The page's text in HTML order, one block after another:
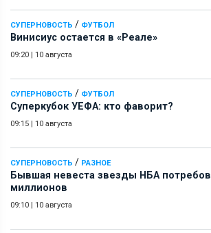
СУПЕРНОВОСТЬ / ФУТБОЛ
Винисиус остается в «Реале»
09:20 | 10 августа
СУПЕРНОВОСТЬ / ФУТБОЛ
Суперкубок УЕФА: кто фаворит?
09:15 | 10 августа
СУПЕРНОВОСТЬ / РАЗНОЕ
Бывшая невеста звезды НБА
миллионов
09:10 | 10 августа